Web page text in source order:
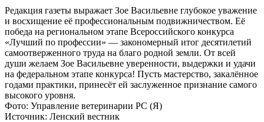
Редакция газеты выражает Зое Васильевне глубокое уважение
и восхищение её профессиональным подвижничеством. Её
победа на региональном этапе Всероссийского конкурса
«Лучший по профессии» — закономерный итог десятилетий
самоотверженного труда на благо родной земли. От всей
души желаем Зое Васильевне уверенности, выдержки и удачи
на федеральном этапе конкурса! Пусть мастерство, закалённое
годами практики, принесёт ей заслуженное признание самого
высокого уровня.
Фото: Управление ветеринарии РС (Я)
Источник: Ленский вестник